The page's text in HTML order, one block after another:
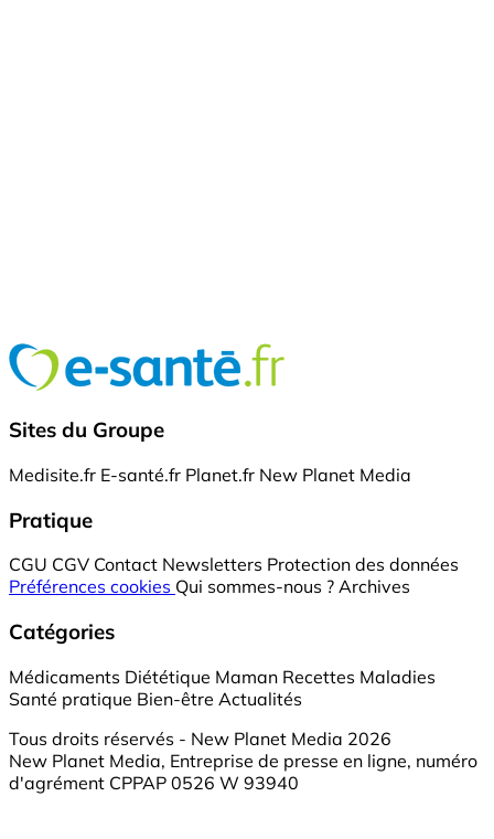
Sites du Groupe
Medisite.fr E-santé.fr Planet.fr New Planet Media
Pratique
CGU CGV Contact Newsletters Protection des données
Préférences cookies Qui sommes-nous ? Archives
Catégories
Médicaments Diététique Maman Recettes Maladies
Santé pratique Bien-être Actualités
Tous droits réservés - New Planet Media 2026
New Planet Media, Entreprise de presse en ligne, numéro
d'agrément CPPAP 0526 W 93940